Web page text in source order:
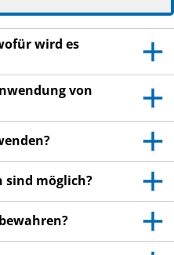
bzw. genau nach
Apothekers an.
auf. Vielleicht
nochmals lesen.
wenn Sie weitere
Rat benötigen.
bemerken, wenden Sie
Dies gilt auch
nicht in dieser
sind. Siehe Abschnitt
oder gar schlechter
wird es
von
sind möglich?